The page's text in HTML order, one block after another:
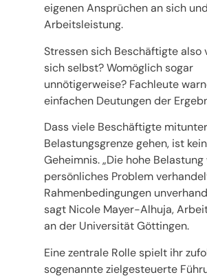
eigenen Ansprüchen an sich
Arbeitsleistung.
Stressen sich Beschäftigte also
sich selbst? Womöglich sogar
unnötigerweise? Fachleute
einfachen Deutungen der
Dass viele Beschäftigte
Belastungsgrenze gehen, ist kein
Geheimnis. „Die hohe
persönliches Problem
Rahmenbedingungen
sagt Nicole Mayer-Alhuja,
an der Universität Göttingen.
Eine zentrale Rolle spielt ihr
sogenannte zielgesteuerte